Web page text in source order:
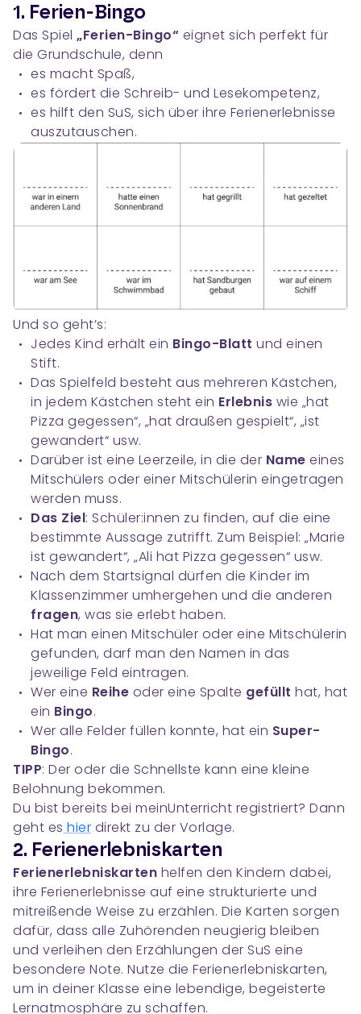
1. Ferien-Bingo
Das Spiel „Ferien-Bingo“ eignet sich perfekt für
die Grundschule, denn
es macht Spaß,
es fördert die Schreib- und Lesekompetenz,
es hilft den SuS, sich über ihre Ferienerlebnisse
auszutauschen.
Und so geht’s:
Jedes Kind erhält ein Bingo-Blatt und einen
Stift.
Das Spielfeld besteht aus mehreren Kästchen,
in jedem Kästchen steht ein Erlebnis wie „hat
Pizza gegessen“, „hat draußen gespielt“, „ist
gewandert“ usw.
Darüber ist eine Leerzeile, in die der Name eines
Mitschülers oder einer Mitschülerin eingetragen
werden muss.
Das Ziel: Schüler:innen zu finden, auf die eine
bestimmte Aussage zutrifft. Zum Beispiel: „Marie
ist gewandert“, „Ali hat Pizza gegessen“ usw.
Nach dem Startsignal dürfen die Kinder im
Klassenzimmer umhergehen und die anderen
fragen, was sie erlebt haben.
Hat man einen Mitschüler oder eine Mitschülerin
gefunden, darf man den Namen in das
jeweilige Feld eintragen.
Wer eine Reihe oder eine Spalte gefüllt hat, hat
ein Bingo.
Wer alle Felder füllen konnte, hat ein Super-
Bingo.
TIPP: Der oder die Schnellste kann eine kleine
Belohnung bekommen.
Du bist bereits bei meinUnterricht registriert? Dann
geht es hier direkt zu der Vorlage.
2. Ferienerlebniskarten
Ferienerlebniskarten helfen den Kindern dabei,
ihre Ferienerlebnisse auf eine strukturierte und
mitreißende Weise zu erzählen. Die Karten sorgen
dafür, dass alle Zuhörenden neugierig bleiben
und verleihen den Erzählungen der SuS eine
besondere Note. Nutze die Ferienerlebniskarten,
um in deiner Klasse eine lebendige, begeisterte
Lernatmosphäre zu schaffen.